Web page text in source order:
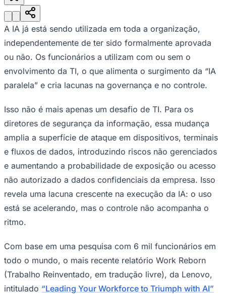
EsperançaJardim Graziela
JulioJardim Líbano
MutingaJardim Paraíso
LuísJardim São Pedro Jardim São SilvestreJardim SilveiraJardim
TupãJardim TupanciMutingaNova AldeinhaOsascoParque dos
Camargos
Parque Viana
do Bom JesusRecanto Phrynéa Santana de
ParnaíbaSilveira TamboréVale do SolVila BarrosVila Boa Vista Vila
do Conde
Vila Engenho Novo Vila Márcia
Vila Nossa Sra. da
EscadaVila PortoVotupoca
Anuncie no Portal
Guia de Empresas
Divulgar Vagas
Novo
Publicidade Legal
Negócios Regionais
Turismo
Segurança Regional
Hospitais Estaduais
Parques & Represas
Cidades da Região
Santana de Parnaíba
do Bom Jesus
Para Sua Empresa
Anuncie Regional
Guia de Empresas
Novo
A IA já está sendo utilizada em toda a organização,
independentemente de ter sido formalmente aprovada
ou não. Os funcionários a utilizam com ou sem o
envolvimento da TI, o que alimenta o surgimento da “IA
paralela” e cria lacunas na governança e no controle.
Isso não é mais apenas um desafio de TI. Para os
diretores de segurança da informação, essa mudança
amplia a superfície de ataque em dispositivos, terminais
e fluxos de dados, introduzindo riscos não gerenciados
e aumentando a probabilidade de exposição ou acesso
não autorizado a dados confidenciais da empresa. Isso
revela uma lacuna crescente na execução da IA: o uso
está se acelerando, mas o controle não acompanha o
ritmo.
Com base em uma pesquisa com 6 mil funcionários em
todo o mundo, o mais recente relatório Work Reborn
(Trabalho Reinventado, em tradução livre), da Lenovo,
intitulado “Leading Your Workforce to Triumph with AI”